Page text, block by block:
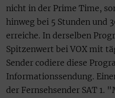
nicht in der Prime Time,
hinweg bei 5 Stunden und
erreiche. In derselben
Spitzenwert bei VOX mit
Sender codiere diese
Informationssendung.
der Fernsehsender SAT 1.